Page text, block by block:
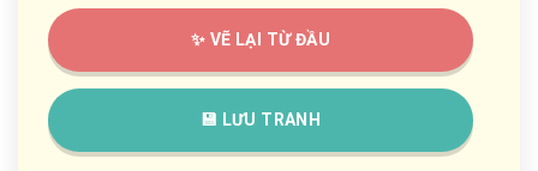
✨ VẼ LẠI TỪ ĐẦU
💾 LƯU TRANH